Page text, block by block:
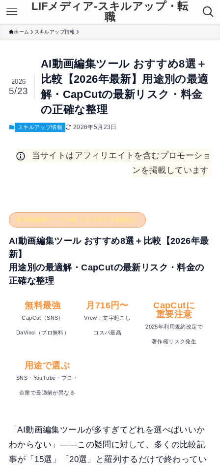
LIFメディア-スキルアップ・転
職
ホーム スキルアップ情報
AI動画編集ツール おすすめ8選＋
比較【2026年最新】用途別の最適
解・CapCutの最新リスク・料金
の正確な整理
2026
5/23
スキルアップ情報 2026年5月23日
当サイトはアフィリエイトを含むプロモーショ
ンを掲載しています
🎬 動画編集ツール比較【2026年5月最新版】
AI動画編集ツール おすすめ8選＋比較【2026年最
新】
用途別の最適解・CapCutの最新リスク・料金の
正確な整理
無料最強
CapCut（SNS）
DaVinci（プロ無料）
月716円〜
Vrew：文字起こし
コスパ最高
CapCutに
重要注意
2025年利用規約改定で
著作権リスク発生
用途で選ぶ
SNS・YouTube・プロ・
企業で最適解が異なる
「AI動画編集ツールが多すぎてどれを選べばいいか
わからない」——この疑問に対して、多くの比較記
事が「15選」「20選」と羅列するだけで終わってい